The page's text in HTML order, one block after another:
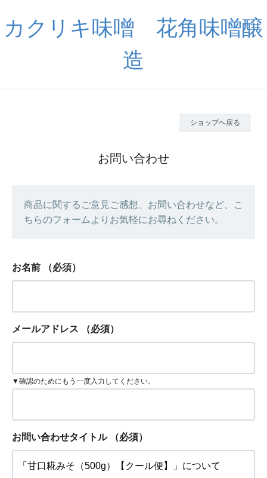
カクリキ味噌 花角味噌醸
造
ショップへ戻る
お問い合わせ
商品に関するご意見ご感想、お問い合わせなど、こ
ちらのフォームよりお気軽にお尋ねください。
お名前 （必須）
メールアドレス （必須）
▼確認のためにもう一度入力してください。
お問い合わせタイトル （必須）